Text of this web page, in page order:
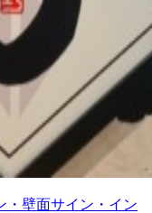
・壁面サイン・イン